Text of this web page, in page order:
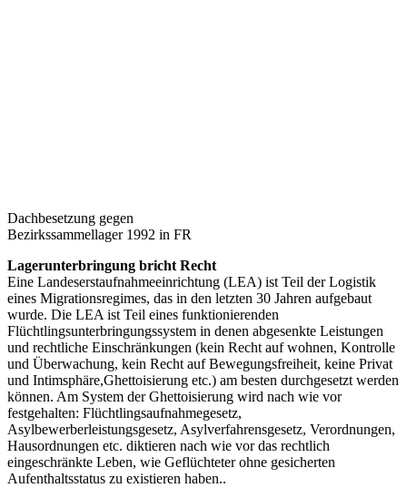
Dachbesetzung gegen
Bezirkssammellager 1992 in FR
Lagerunterbringung bricht Recht
Eine Landeserstaufnahmeeinrichtung (LEA) ist Teil der Logistik
eines Migrationsregimes, das in den letzten 30 Jahren aufgebaut
wurde. Die LEA ist Teil eines funktionierenden
Flüchtlingsunterbringungssystem in denen abgesenkte Leistungen
und rechtliche Einschränkungen (kein Recht auf wohnen, Kontrolle
und Überwachung, kein Recht auf Bewegungsfreiheit, keine Privat
und Intimsphäre,Ghettoisierung etc.) am besten durchgesetzt werden
können. Am System der Ghettoisierung wird nach wie vor
festgehalten: Flüchtlingsaufnahmegesetz,
Asylbewerberleistungsgesetz, Asylverfahrensgesetz, Verordnungen,
Hausordnungen etc. diktieren nach wie vor das rechtlich
eingeschränkte Leben, wie Geflüchteter ohne gesicherten
Aufenthaltsstatus zu existieren haben..